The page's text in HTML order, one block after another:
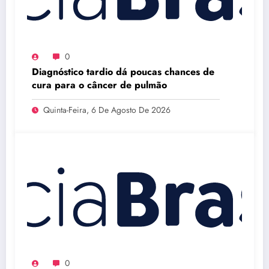
0
Diagnóstico tardio dá poucas chances de
cura para o câncer de pulmão
Quinta-Feira, 6 De Agosto De 2026
0